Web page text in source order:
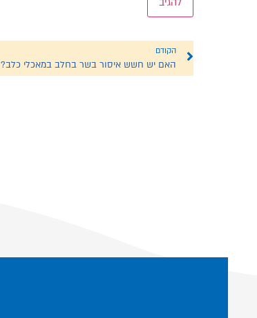
הקודם
האם יש חשש איסור בשר בחלב במאכלי כלב?